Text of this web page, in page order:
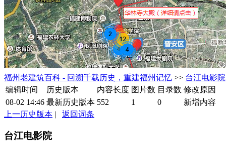
福州老建筑百科 - 回溯千载历史，重建福州记忆 >> 台江电影院
编辑时间
历史版本 内容长度 图片数 目录数 修改原因
08-02 14:46 最新历史版本 552 1 0
新增内容
上一历史版本 | 返回词条
台江电影院